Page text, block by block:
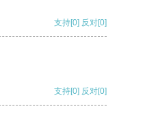
支持[0] 反对[0]
支持[0] 反对[0]